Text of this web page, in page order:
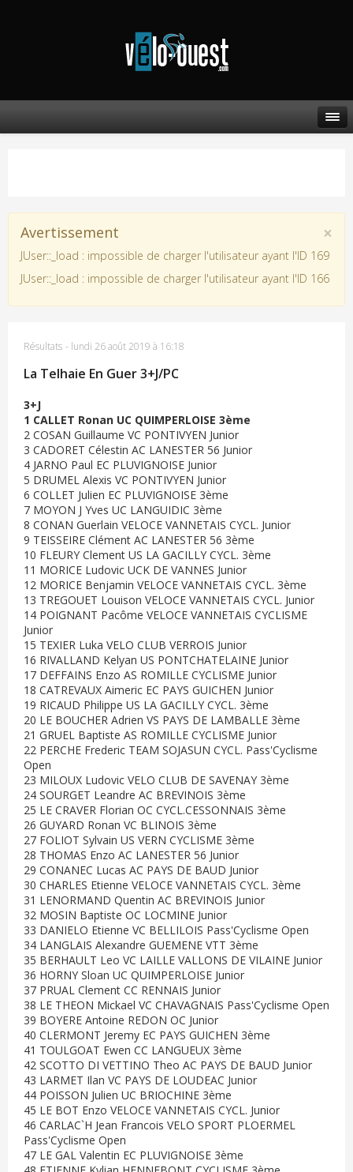
×
Avertissement
JUser::_load : impossible de charger l'utilisateur ayant l'ID 169
JUser::_load : impossible de charger l'utilisateur ayant l'ID 166
Résultats - lundi 26 août 2019 à 16:18
La Telhaie En Guer 3+J/PC
3+J
1 CALLET Ronan UC QUIMPERLOISE 3ème
2 COSAN Guillaume VC PONTIVYEN Junior
3 CADORET Célestin AC LANESTER 56 Junior
4 JARNO Paul EC PLUVIGNOISE Junior
5 DRUMEL Alexis VC PONTIVYEN Junior
6 COLLET Julien EC PLUVIGNOISE 3ème
7 MOYON J Yves UC LANGUIDIC 3ème
8 CONAN Guerlain VELOCE VANNETAIS CYCL. Junior
9 TEISSEIRE Clément AC LANESTER 56 3ème
10 FLEURY Clement US LA GACILLY CYCL. 3ème
11 MORICE Ludovic UCK DE VANNES Junior
12 MORICE Benjamin VELOCE VANNETAIS CYCL. 3ème
13 TREGOUET Louison VELOCE VANNETAIS CYCL. Junior
14 POIGNANT Pacôme VELOCE VANNETAIS CYCLISME
Junior
15 TEXIER Luka VELO CLUB VERROIS Junior
16 RIVALLAND Kelyan US PONTCHATELAINE Junior
17 DEFFAINS Enzo AS ROMILLE CYCLISME Junior
18 CATREVAUX Aimeric EC PAYS GUICHEN Junior
19 RICAUD Philippe US LA GACILLY CYCL. 3ème
20 LE BOUCHER Adrien VS PAYS DE LAMBALLE 3ème
21 GRUEL Baptiste AS ROMILLE CYCLISME Junior
22 PERCHE Frederic TEAM SOJASUN CYCL. Pass'Cyclisme
Open
23 MILOUX Ludovic VELO CLUB DE SAVENAY 3ème
24 SOURGET Leandre AC BREVINOIS 3ème
25 LE CRAVER Florian OC CYCL.CESSONNAIS 3ème
26 GUYARD Ronan VC BLINOIS 3ème
27 FOLIOT Sylvain US VERN CYCLISME 3ème
28 THOMAS Enzo AC LANESTER 56 Junior
29 CONANEC Lucas AC PAYS DE BAUD Junior
30 CHARLES Etienne VELOCE VANNETAIS CYCL. 3ème
31 LENORMAND Quentin AC BREVINOIS Junior
32 MOSIN Baptiste OC LOCMINE Junior
33 DANIELO Etienne VC BELLILOIS Pass'Cyclisme Open
34 LANGLAIS Alexandre GUEMENE VTT 3ème
35 BERHAULT Leo VC LAILLE VALLONS DE VILAINE Junior
36 HORNY Sloan UC QUIMPERLOISE Junior
37 PRUAL Clement CC RENNAIS Junior
38 LE THEON Mickael VC CHAVAGNAIS Pass'Cyclisme Open
39 BOYERE Antoine REDON OC Junior
40 CLERMONT Jeremy EC PAYS GUICHEN 3ème
41 TOULGOAT Ewen CC LANGUEUX 3ème
42 SCOTTO DI VETTINO Theo AC PAYS DE BAUD Junior
43 LARMET Ilan VC PAYS DE LOUDEAC Junior
44 POISSON Julien UC BRIOCHINE 3ème
45 LE BOT Enzo VELOCE VANNETAIS CYCL. Junior
46 CARLAC`H Jean Francois VELO SPORT PLOERMEL
Pass'Cyclisme Open
47 LE GAL Valentin EC PLUVIGNOISE 3ème